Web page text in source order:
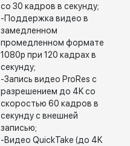
со 30 кадров в секунду;
-Поддержка видео в
замедленном
промедленном формате
1080p при 120 кадрах в
секунду;
-Запись видео ProRes с
разрешением до 4K со
скоростью 60 кадров в
секунду с внешней
записью;
-Видео QuickTake (до 4K